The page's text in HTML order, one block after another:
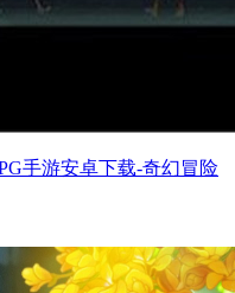
手游安卓下载-奇幻冒险